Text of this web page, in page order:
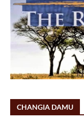
CHANGIA DAMU